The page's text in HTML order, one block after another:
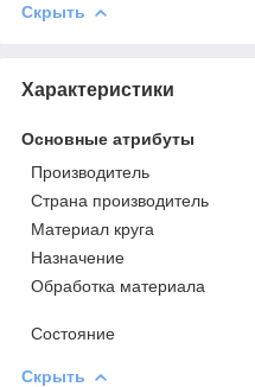
Скрыть
Характеристики
Основные атрибуты
Производитель
Страна производитель
Материал круга
Назначение
Обработка материала
Состояние
Скрыть